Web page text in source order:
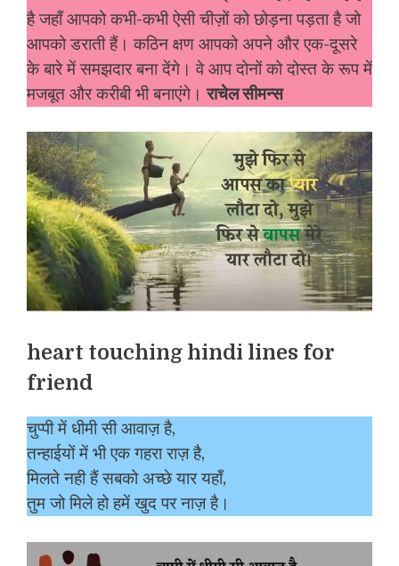
है जहाँ आपको कभी-कभी ऐसी चीज़ों को छोड़ना पड़ता है जो
आपको डराती हैं। कठिन क्षण आपको अपने और एक-दूसरे
के बारे में समझदार बना देंगे। वे आप दोनों को दोस्त के रूप में
मजबूत और करीबी भी बनाएंगे।राचेल सीमन्स
heart touching hindi lines for
friend
चुप्पी में धीमी सी आवाज़ है,
तन्हाईयों में भी एक गहरा राज़ है,
मिलते नही हैं सबको अच्छे यार यहाँ,
तुम जो मिले हो हमें खुद पर नाज़ है।